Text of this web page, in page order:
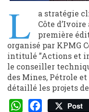
L
a stratégie
Côte
première
organisé par KPMG
intitulé ”Actions et
le conseiller
des Mines, Pétrole
détaillé les projets de
Post